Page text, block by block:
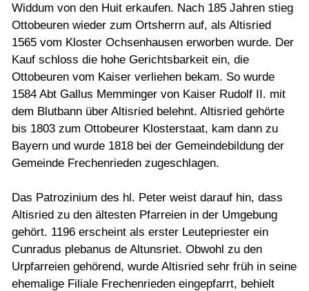
Widdum von den Huit erkaufen. Nach 185 Jahren stieg
Ottobeuren wieder zum Ortsherrn auf, als Altisried
1565 vom Kloster Ochsenhausen erworben wurde. Der
Kauf schloss die hohe Gerichtsbarkeit ein, die
Ottobeuren vom Kaiser verliehen bekam. So wurde
1584 Abt Gallus Memminger von Kaiser Rudolf II. mit
dem Blutbann über Altisried belehnt. Altisried gehörte
bis 1803 zum Ottobeurer Klosterstaat, kam dann zu
Bayern und wurde 1818 bei der Gemeindebildung der
Gemeinde Frechenrieden zugeschlagen.
Das Patrozinium des hl. Peter weist darauf hin, dass
Altisried zu den ältesten Pfarreien in der Umgebung
gehört. 1196 erscheint als erster Leutepriester ein
Cunradus plebanus de Altunsriet. Obwohl zu den
Urpfarreien gehörend, wurde Altisried sehr früh in seine
ehemalige Filiale Frechenrieden eingepfarrt, behielt